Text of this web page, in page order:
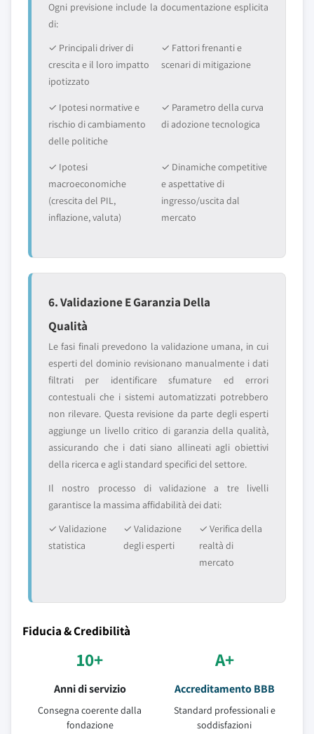
Ogni previsione include la documentazione esplicita
di:
✓ Principali driver di
crescita e il loro impatto
ipotizzato
✓ Fattori frenanti e
scenari di mitigazione
✓ Ipotesi normative e
rischio di cambiamento
delle politiche
✓ Parametro della curva
di adozione tecnologica
✓ Ipotesi
macroeconomiche
(crescita del PIL,
inflazione, valuta)
✓ Dinamiche competitive
e aspettative di
ingresso/uscita dal
mercato
6. Validazione E Garanzia Della
Qualità
Le fasi finali prevedono la validazione umana, in cui
esperti del dominio revisionano manualmente i dati
filtrati per identificare sfumature ed errori
contestuali che i sistemi automatizzati potrebbero
non rilevare. Questa revisione da parte degli esperti
aggiunge un livello critico di garanzia della qualità,
assicurando che i dati siano allineati agli obiettivi
della ricerca e agli standard specifici del settore.
Il nostro processo di validazione a tre livelli
garantisce la massima affidabilità dei dati:
✓ Validazione
statistica
✓ Validazione
degli esperti
✓ Verifica della
realtà di
mercato
Fiducia & Credibilità
10+
Anni di servizio
Consegna coerente dalla
fondazione
A+
Accreditamento BBB
Standard professionali e
soddisfazioni